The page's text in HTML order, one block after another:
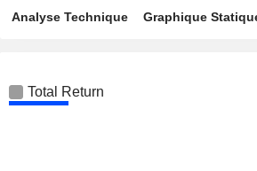
Analyse Technique Graphique
Total Return